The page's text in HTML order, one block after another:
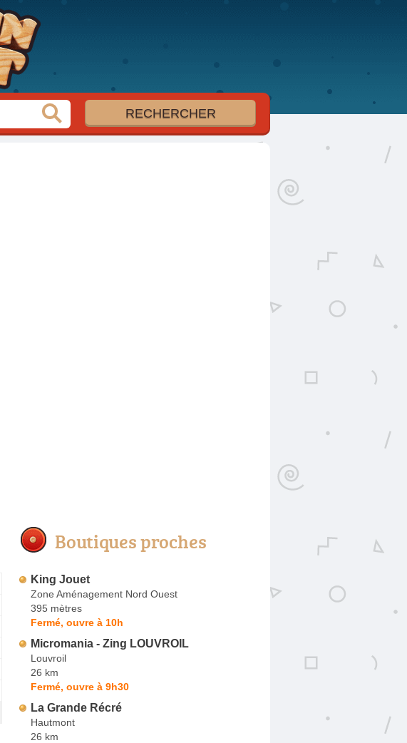
Boutiques proches
King Jouet
Zone Aménagement Nord Ouest
395 mètres
Fermé, ouvre à 10h
Micromania - Zing LOUVROIL
Louvroil
26 km
Fermé, ouvre à 9h30
La Grande Récré
Hautmont
26 km